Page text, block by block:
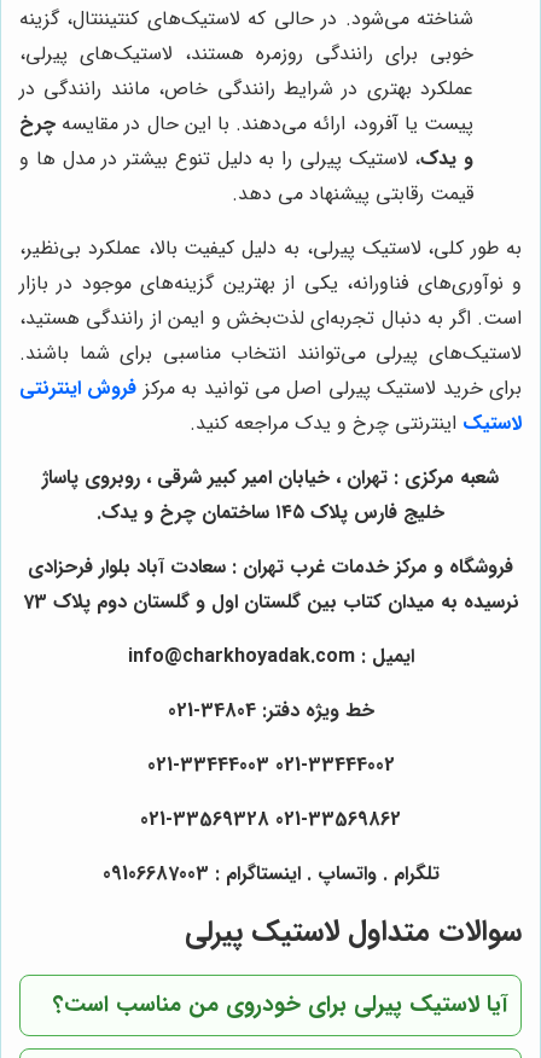
شناخته می‌شود. در حالی که لاستیک‌های کنتیننتال، گزینه
خوبی برای رانندگی روزمره هستند، لاستیک‌های پیرلی،
عملکرد بهتری در شرایط رانندگی خاص، مانند رانندگی در
پیست یا آفرود، ارائه می‌دهند. با این حال در مقایسه چرخ
و یدک، لاستیک پیرلی را به دلیل تنوع بیشتر در مدل ها و
قیمت رقابتی پیشنهاد می دهد.
به طور کلی، لاستیک پیرلی، به دلیل کیفیت بالا، عملکرد بی‌نظیر،
و نوآوری‌های فناورانه، یکی از بهترین گزینه‌های موجود در بازار
است. اگر به دنبال تجربه‌ای لذت‌بخش و ایمن از رانندگی هستید،
لاستیک‌های پیرلی می‌توانند انتخاب مناسبی برای شما باشند.
برای خرید لاستیک پیرلی اصل می توانید به مرکز فروش اینترنتی
لاستیک اینترنتی چرخ و یدک مراجعه کنید.
شعبه مرکزی : تهران ، خیابان امیر کبیر شرقی ، روبروی پاساژ
خلیج فارس پلاک ۱۴۵ ساختمان چرخ و یدک.
فروشگاه و مرکز خدمات غرب تهران : سعادت آباد بلوار فرحزادی
نرسیده به میدان کتاب بین گلستان اول و گلستان دوم پلاک 73
ایمیل : info@charkhoyadak.com
خط ویژه دفتر: 34804-021
021-33444002 021-33444003
021-33569862 021-33569328
تلگرام . واتساپ . اینستاگرام : 09106687003
سوالات متداول لاستیک پیرلی
آیا لاستیک پیرلی برای خودروی من مناسب است؟